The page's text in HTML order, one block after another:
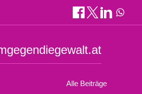
Alle Beiträge